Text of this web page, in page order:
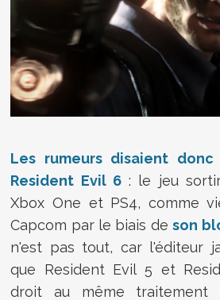
Les rumeurs disaient
Resident Evil 6: le jeu
Xbox One et PS4, comme
Capcom par le biais deson
n'est pas tout, car l'éditeur
que Resident Evil 5 et
droit au même